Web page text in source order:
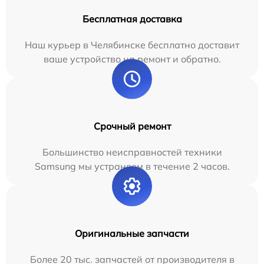
Бесплатная доставка
Наш курьер в Челябинске бесплатно доставит
ваше устройство на ремонт и обратно.
Срочный ремонт
Большинство неисправностей техники
Samsung мы устраняем в течение 2 часов.
Оригинальные запчасти
Более 20 тыс. запчастей от производителя в